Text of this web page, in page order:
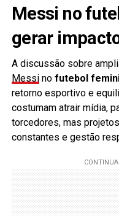
Messi no
gerar
A discussão sobre
Messino futebol
retorno esportivo e
costumam atrair mídia,
torcedores, mas
constantes e gestão